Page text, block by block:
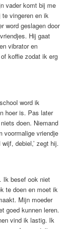
vader komt bij me
te vingeren en ik
word geslagen door
Hij gaat
vibrator en
koffie zodat ik erg
word ik
hoer is. Pas later
doen. Niemand
voormalige vriendje
debiel,’ zegt hij.
Ik besef ook niet
te doen en moet ik
Mijn moeder
goed kunnen leren.
vind ik lastig. Ik